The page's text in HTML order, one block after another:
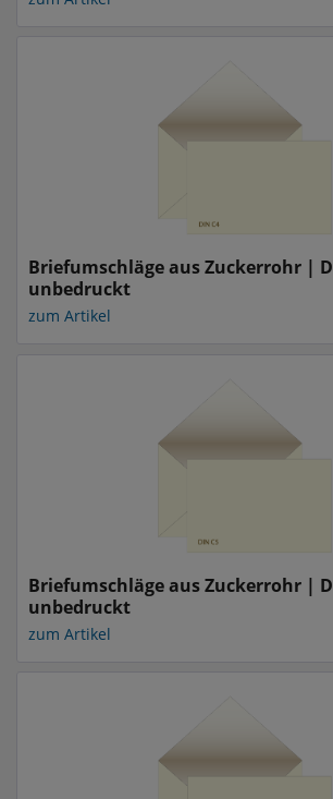
Briefumschläge aus Zuckerrohr |
unbedruckt
zum Artikel
Briefumschläge aus Zuckerrohr |
unbedruckt
zum Artikel